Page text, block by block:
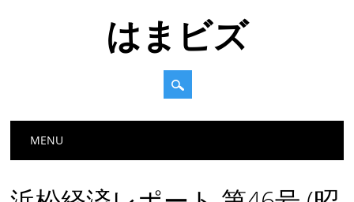
はまビズ
Main menu
MENU